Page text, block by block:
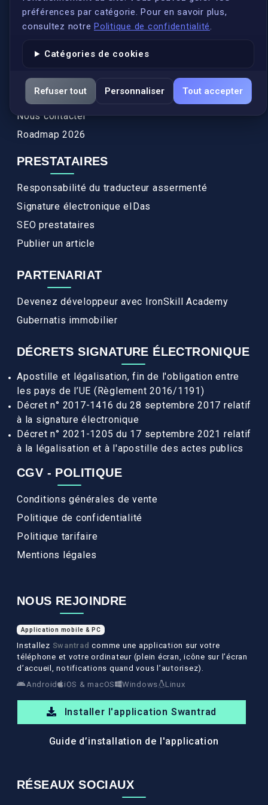
préférences par catégorie. Pour en savoir plus,
consultez notre Politique de confidentialité.
Catégories de cookies
Refuser tout Personnaliser Tout accepter
Conformité
Annuaires des traducteurs assermentés
Actualités
Services
FAQ
Nous contacter
Roadmap 2026
PRESTATAIRES
Responsabilité du traducteur assermenté
Signature électronique eIDas
SEO prestataires
Publier un article
PARTENARIAT
Devenez développeur avec IronSkill Academy
Gubernatis immobilier
DÉCRETS SIGNATURE ÉLECTRONIQUE
Apostille et légalisation, fin de l'obligation entre
les pays de l’UE (Règlement 2016/1191)
Décret n° 2017-1416 du 28 septembre 2017 relatif
à la signature électronique
Décret n° 2021-1205 du 17 septembre 2021 relatif
à la légalisation et à l'apostille des actes publics
CGV - POLITIQUE
Conditions générales de vente
Politique de confidentialité
Politique tarifaire
Mentions légales
NOUS REJOINDRE
Application mobile & PC
Installez Swantrad comme une application sur votre
téléphone et votre ordinateur (plein écran, icône sur l’écran
d’accueil, notifications quand vous l’autorisez).
Android
iOS & macOS Windows Linux
Installer l'application Swantrad
Guide d’installation de l'application
RÉSEAUX SOCIAUX